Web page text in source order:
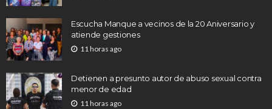
Escucha Manque a vecinos de la 20 Aniversario y
atiende gestiones
11 horas ago
Detienen a presunto autor de abuso sexual contra
menor de edad
11 horas ago